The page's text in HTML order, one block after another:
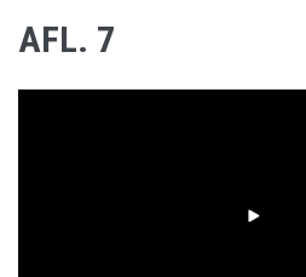
AFL. 7